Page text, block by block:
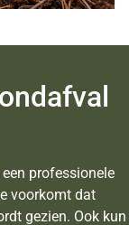
professionele
voorkomt dat
gezien. Ook kun